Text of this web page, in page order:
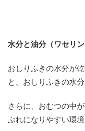
水分と油分（ワセリ
おしりふきの水分が
と、おしりふきの水
さらに、おむつの中
ぶれになりやすい環